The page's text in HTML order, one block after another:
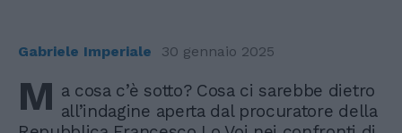
Gabriele Imperiale 30 gennaio 2025
M a cosa c’è sotto? Cosa ci sarebbe dietro
all’indagine aperta dal procuratore della